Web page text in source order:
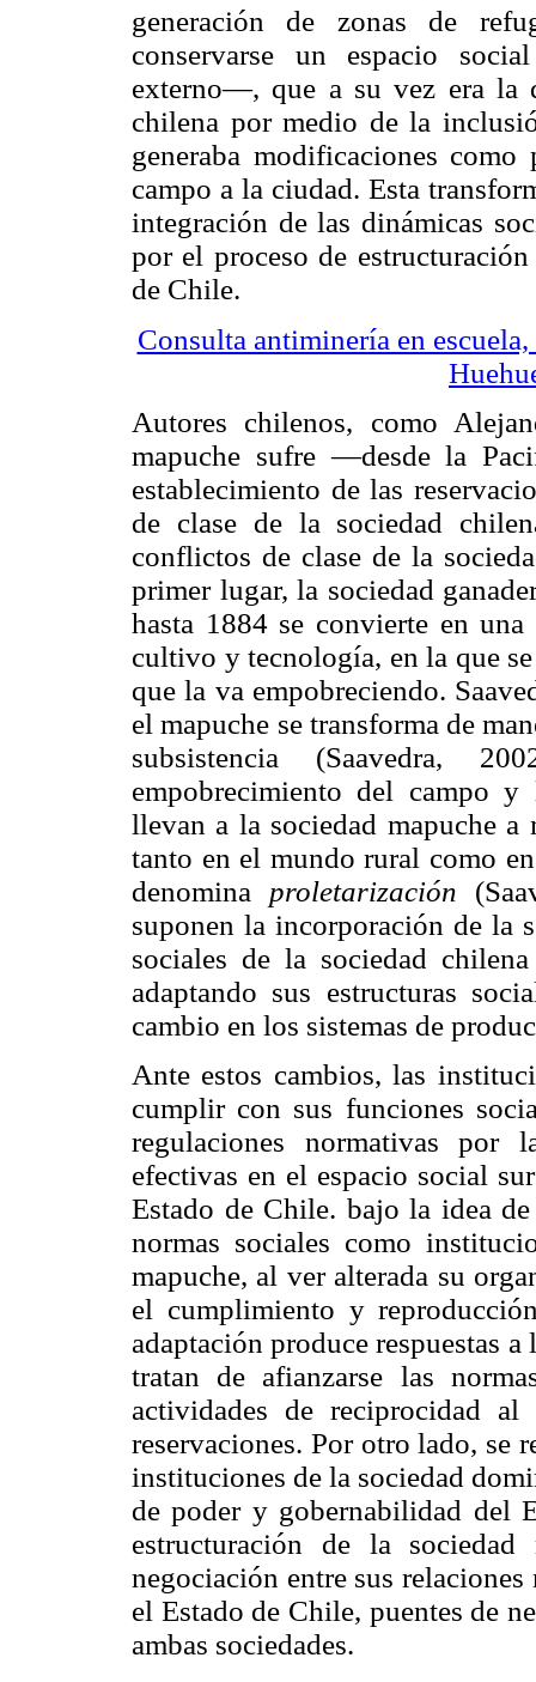
generación de zonas de
conservarse un espacio
externo—, que a su vez era la
chilena por medio de la
generaba modificaciones
campo a la ciudad. Esta
integración de las dinámicas
por el proceso de
de Chile.
Consulta antiminería en
Autores chilenos, como
mapuche sufre —desde la
establecimiento de las
de clase de la sociedad
conflictos de clase de la
primer lugar, la sociedad
hasta 1884 se convierte en
cultivo y tecnología, en la que
que la va empobreciendo.
el mapuche se transforma de
subsistencia (Saavedra,
empobrecimiento del campo
llevan a la sociedad mapuche a
tanto en el mundo rural como
denomina proletarización
suponen la incorporación de la
sociales de la sociedad
adaptando sus estructuras
cambio en los sistemas de
Ante estos cambios, las
cumplir con sus funciones
regulaciones normativas por
efectivas en el espacio social
Estado de Chile. bajo la idea
normas sociales como
mapuche, al ver alterada su
el cumplimiento y
adaptación produce respuestas
tratan de afianzarse las
actividades de reciprocidad
reservaciones. Por otro lado, se
instituciones de la sociedad
de poder y gobernabilidad del
estructuración de la
negociación entre sus
el Estado de Chile, puentes de
ambas sociedades.